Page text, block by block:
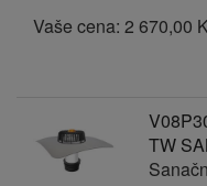
Vaše cena: 2 670,00
TW